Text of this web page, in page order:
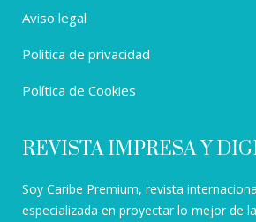
Aviso legal
Política de privacidad
Política de Cookies
REVISTA IMPRESA Y
Soy Caribe Premium, revista
especializada en proyectar lo mejor de